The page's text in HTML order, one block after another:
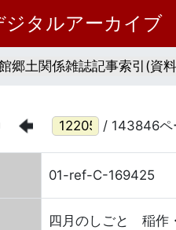
ジタルアーカイブ
郷土関係雑誌記事索引(資
/ 143846ペ
01-ref-C-169425
四月のしごと 稲作